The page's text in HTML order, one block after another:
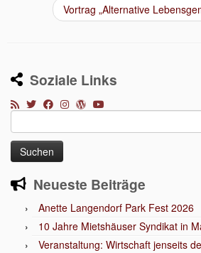
Vortrag „Alternative
Soziale Links
nach:
Neueste Beiträge
Anette Langendorf Park Fest 2026
10 Jahre Mietshäuser Syndikat in
Veranstaltung: Wirtschaft jenseits